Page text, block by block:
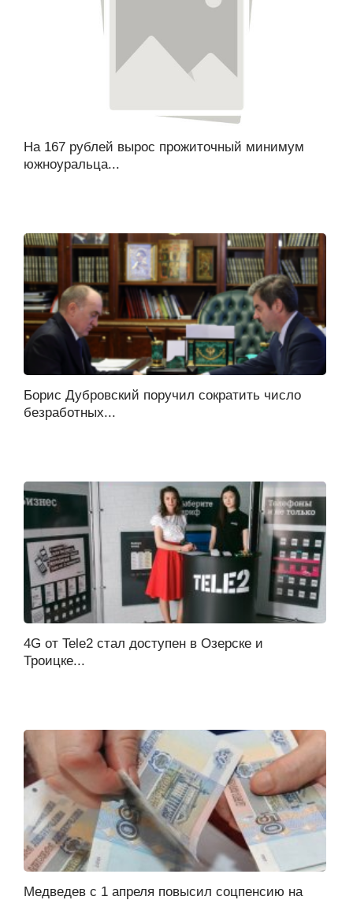
На 167 рублей вырос прожиточный минимум
южноуральца...
Борис Дубровский поручил сократить число
безработных...
4G от Tele2 стал доступен в Озерске и
Троицке...
Медведев с 1 апреля повысил соцпенсию на